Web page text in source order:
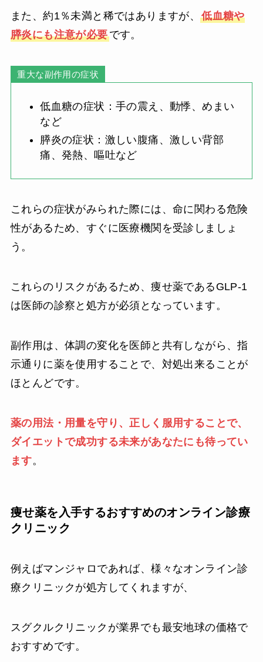
また、約1％未満と稀ではありますが、低血糖や
膵炎にも注意が必要です。
重大な副作用の症状
低血糖の症状：手の震え、動悸、めまい
など
膵炎の症状：激しい腹痛、激しい背部
痛、発熱、嘔吐など
これらの症状がみられた際には、命に関わる危険
性があるため、すぐに医療機関を受診しましょ
う。
これらのリスクがあるため、痩せ薬であるGLP-1
は医師の診察と処方が必須となっています。
副作用は、体調の変化を医師と共有しながら、指
示通りに薬を使用することで、対処出来ることが
ほとんどです。
薬の用法・用量を守り、正しく服用することで、
ダイエットで成功する未来があなたにも待ってい
ます。
痩せ薬を入手するおすすめのオンライン診療
クリニック
例えばマンジャロであれば、様々なオンライン診
療クリニックが処方してくれますが、
スグクルクリニックが業界でも最安地球の価格で
おすすめです。